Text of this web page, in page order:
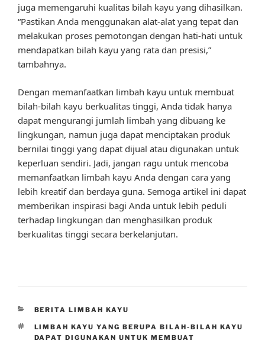
juga memengaruhi kualitas bilah kayu yang dihasilkan.
“Pastikan Anda menggunakan alat-alat yang tepat dan
melakukan proses pemotongan dengan hati-hati untuk
mendapatkan bilah kayu yang rata dan presisi,”
tambahnya.
Dengan memanfaatkan limbah kayu untuk membuat
bilah-bilah kayu berkualitas tinggi, Anda tidak hanya
dapat mengurangi jumlah limbah yang dibuang ke
lingkungan, namun juga dapat menciptakan produk
bernilai tinggi yang dapat dijual atau digunakan untuk
keperluan sendiri. Jadi, jangan ragu untuk mencoba
memanfaatkan limbah kayu Anda dengan cara yang
lebih kreatif dan berdaya guna. Semoga artikel ini dapat
memberikan inspirasi bagi Anda untuk lebih peduli
terhadap lingkungan dan menghasilkan produk
berkualitas tinggi secara berkelanjutan.
CATEGORIES
BERITA LIMBAH KAYU
TAGS
LIMBAH KAYU YANG BERUPA BILAH-BILAH KAYU
DAPAT DIGUNAKAN UNTUK MEMBUAT